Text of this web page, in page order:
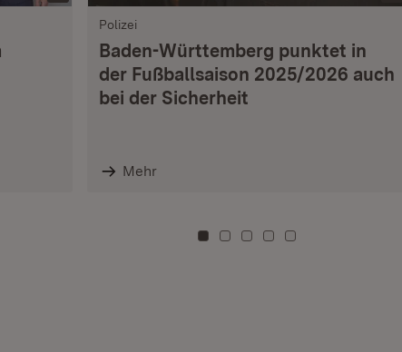
Polizei
Baden-Württemberg punktet in
der Fußballsaison 2025/2026 auch
bei der Sicherheit
Mehr
Zu Kachel: 0
Zu Kachel: 3
Zu Kachel: 6
Zu Kachel: 9
Zu Kachel: 12